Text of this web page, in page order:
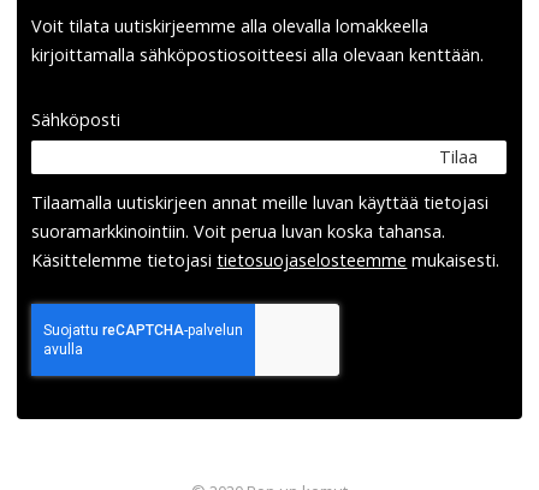
Voit tilata uutiskirjeemme alla olevalla lomakkeella
kirjoittamalla sähköpostiosoitteesi alla olevaan kenttään.
Sähköposti
Tilaa
Tilaamalla uutis­kirjeen annat meille luvan käyttää tietojasi
suora­markkinointiin. Voit perua luvan koska tahansa.
Käsittelemme tietojasitieto­suoja­selosteemme mukaisesti.